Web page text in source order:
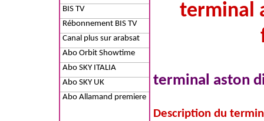
BIS TV
Rébonnement BIS TV
Canal plus sur arabsat
Abo Orbit Showtime
Abo SKY ITALIA
Abo SKY UK
Abo Allamand premiere
terminal
terminal aston
Description du